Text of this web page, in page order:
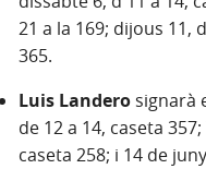
21 a la 169; dijous 11,
365.
Luis Landerosignarà
de 12 a 14, caseta
caseta 258; i 14 de